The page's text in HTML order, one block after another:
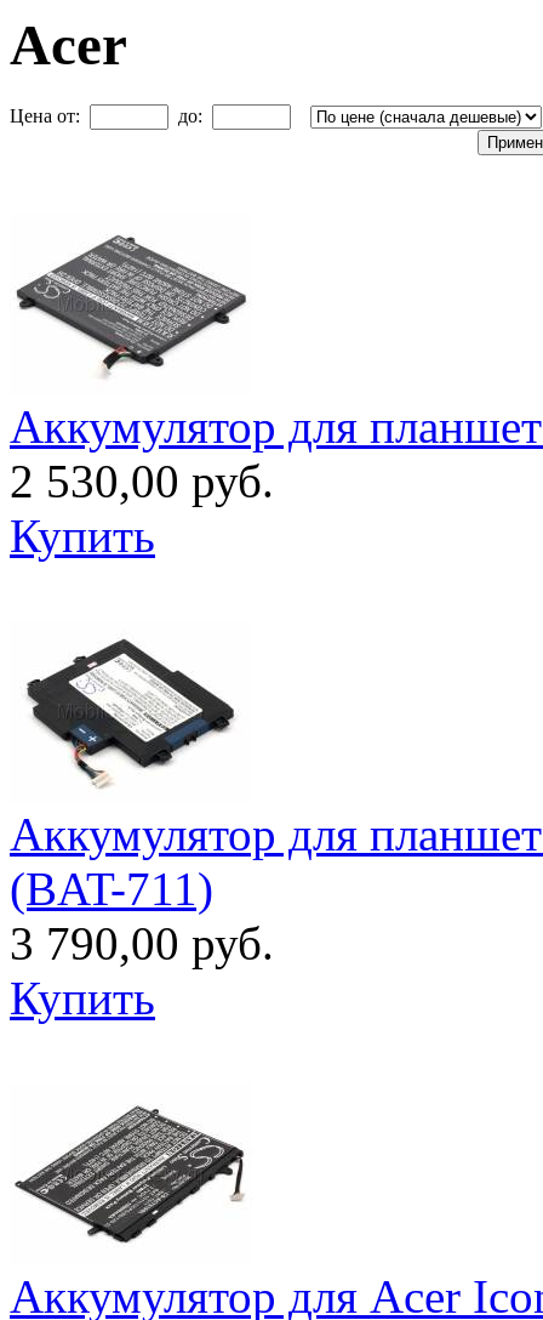
Acer
Цена от: до:
Аккумулятор для
2 530,00 руб.
Купить
Аккумулятор для
(BAT-711)
3 790,00 руб.
Купить
Аккумулятор для Acer